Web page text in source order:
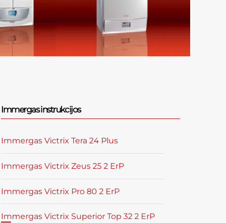
Immergas instrukcijos
Immergas Victrix Tera 24 Plus
Immergas Victrix Zeus 25 2 ErP
Immergas Victrix Pro 80 2 ErP
Immergas Victrix Superior Top 32 2 ErP